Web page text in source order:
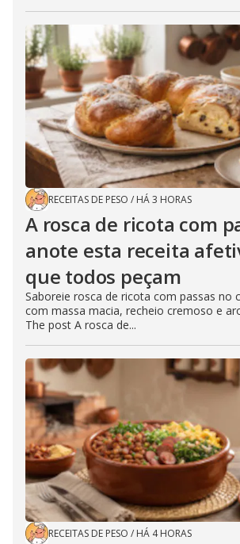
RECEITAS DE PESO / HÁ 3 HORAS
A rosca de ricota com
anote esta receita
que todos peçam
Saboreie rosca de ricota com passas no
com massa macia, recheio cremoso e
The post A rosca de...
RECEITAS DE PESO / HÁ 4 HORAS